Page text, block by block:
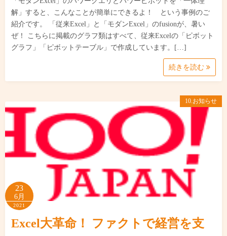
解」すると、こんなことが簡単にできるよ！ という事例のご
紹介です。 「従来Excel」と「モダンExcel」のfusionが、暑い
ぜ！ こちらに掲載のグラフ類はすべて、従来Excelの「ピボット
グラフ」「ピボットテーブル」で作成しています。[…]
続きを読む
10.お知らせ
23
6月
2021
Excel大革命！ ファクトで経営を支